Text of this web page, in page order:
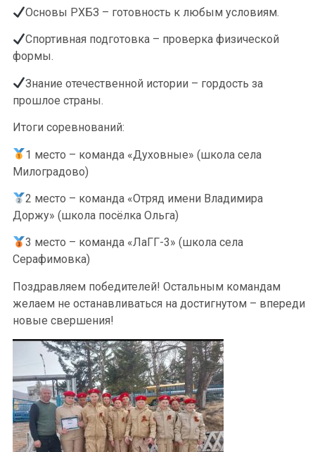
Основы РХБЗ – готовность к любым условиям.
Спортивная подготовка – проверка физической
формы.
Знание отечественной истории – гордость за
прошлое страны.
Итоги соревнований:
1 место – команда «Духовные» (школа села
Милоградово)
2 место – команда «Отряд имени Владимира
Доржу» (школа посёлка Ольга)
3 место – команда «ЛаГГ-3» (школа села
Серафимовка)
Поздравляем победителей! Остальным командам
желаем не останавливаться на достигнутом – впереди
новые свершения!